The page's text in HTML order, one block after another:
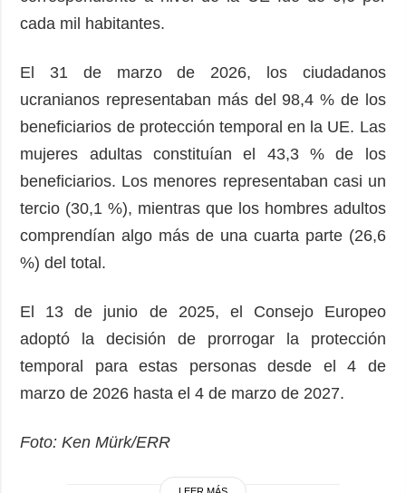
cada mil habitantes.
El 31 de marzo de 2026, los ciudadanos
ucranianos representaban más del 98,4 % de los
beneficiarios de protección temporal en la UE. Las
mujeres adultas constituían el 43,3 % de los
beneficiarios. Los menores representaban casi un
tercio (30,1 %), mientras que los hombres adultos
comprendían algo más de una cuarta parte (26,6
%) del total.
El 13 de junio de 2025, el Consejo Europeo
adoptó la decisión de prorrogar la protección
temporal para estas personas desde el 4 de
marzo de 2026 hasta el 4 de marzo de 2027.
Foto: Ken Mürk/ERR